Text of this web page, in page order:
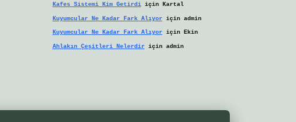
Kafes Sistemi Kim Getirdiiçin Kartal
Kuyumcular Ne Kadar Fark Alıyoriçin admin
Kuyumcular Ne Kadar Fark Alıyoriçin Ekin
Ahlakın Çeşitleri Nelerdiriçin admin